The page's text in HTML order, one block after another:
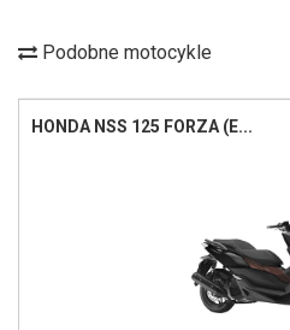
Podobne motocykle
HONDA NSS 125 FORZA (E...